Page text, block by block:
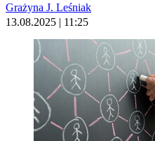
Grażyna J. Leśniak
13.08.2025 | 11:25